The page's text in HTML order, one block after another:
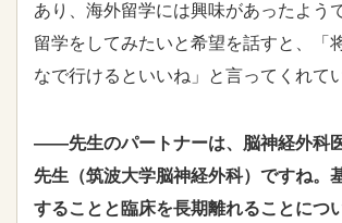
あり、海外留学には興味があったよう
留学をしてみたいと希望を話すと、「
なで行けるといいね」と言ってくれて
――先生のパートナーは、脳神経外科
先生（筑波大学脳神経外科）ですね。
することと臨床を長期離れることにつ